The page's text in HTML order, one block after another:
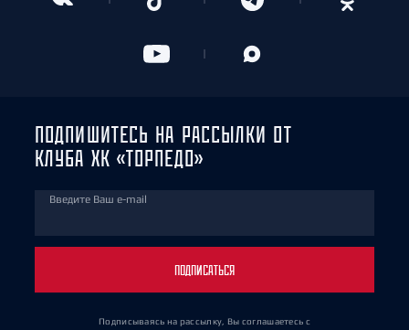
ПОДПИШИТЕСЬ НА РАССЫЛКИ ОТ
КЛУБА ХК «ТОРПЕДО»
Введите Ваш e-mail
ПОДПИСАТЬСЯ
Подписываясь на рассылку, Вы соглашаетесь с